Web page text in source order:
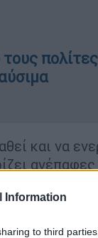
Information
to third
και να
του
κατά 10 ή 5
όχι